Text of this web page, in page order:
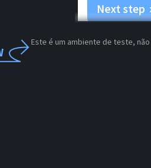
Next step
Este é um ambiente de teste,